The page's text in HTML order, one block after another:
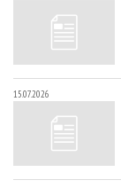
15.07.2026